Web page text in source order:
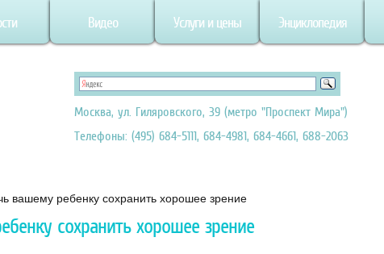
Видео Услуги и цены Энциклопедия
Москва, ул. Гиляровского, 39 (метро "Проспект Мира")
Телефоны: (495) 684-5111, 684-4981, 684-4661, 688-2063
вашему ребенку сохранить хорошее зрение
сохранить хорошее зрение